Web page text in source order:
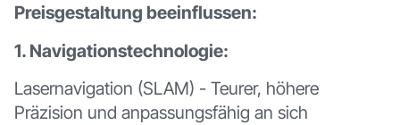
Preisgestaltung beeinflussen:
1. Navigationstechnologie:
Lasernavigation (SLAM) - Teurer, höhere
Präzision und anpassungsfähig an sich